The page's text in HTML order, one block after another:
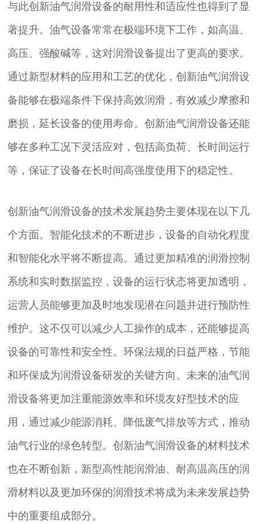
与此创新油气润滑设备的耐用性和适应性也得到了显
著提升。油气设备常常在极端环境下工作，如高温、
高压、强酸碱等，这对润滑设备提出了更高的要求。
通过新型材料的应用和工艺的优化，创新油气润滑设
备能够在极端条件下保持高效润滑，有效减少摩擦和
磨损，延长设备的使用寿命。创新油气润滑设备还能
够在多种工况下灵活应对，包括高负荷、长时间运行
等，保证了设备在长时间高强度使用下的稳定性。
创新油气润滑设备的技术发展趋势主要体现在以下几
个方面。智能化技术的不断进步，设备的自动化程度
和智能化水平将不断提高。通过更加精准的润滑控制
系统和实时数据监控，设备的运行状态将更加透明，
运营人员能够更加及时地发现潜在问题并进行预防性
维护。这不仅可以减少人工操作的成本，还能够提高
设备的可靠性和安全性。环保法规的日益严格，节能
和环保成为润滑设备研发的关键方向。未来的油气润
滑设备将更加注重能源效率和环境友好型技术的应
用，通过减少能源消耗、降低废气排放等方式，推动
油气行业的绿色转型。创新油气润滑设备的材料技术
也在不断创新，新型高性能润滑油、耐高温高压的润
滑材料以及更加环保的润滑技术将成为未来发展趋势
中的重要组成部分。